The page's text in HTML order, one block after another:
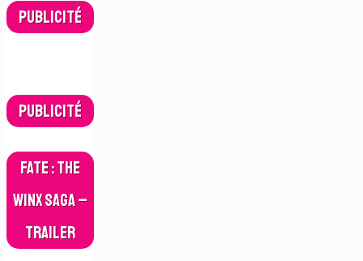
Publicité
Publicité
Fate : The
Winx Saga –
Trailer